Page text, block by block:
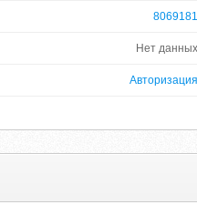
8069181
Нет данных
Авторизация